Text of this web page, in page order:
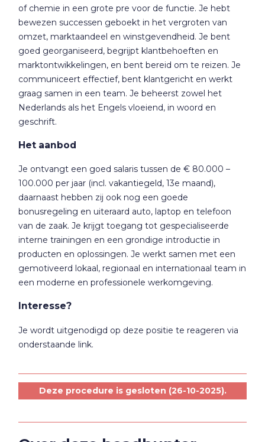
of chemie in een grote pre voor de functie. Je hebt
bewezen successen geboekt in het vergroten van
omzet, marktaandeel en winstgevendheid. Je bent
goed georganiseerd, begrijpt klantbehoeften en
marktontwikkelingen, en bent bereid om te reizen. Je
communiceert effectief, bent klantgericht en werkt
graag samen in een team. Je beheerst zowel het
Nederlands als het Engels vloeiend, in woord en
geschrift.
Het aanbod
Je ontvangt een goed salaris tussen de € 80.000 –
100.000 per jaar (incl. vakantiegeld, 13e maand),
daarnaast hebben zij ook nog een goede
bonusregeling en uiteraard auto, laptop en telefoon
van de zaak. Je krijgt toegang tot gespecialiseerde
interne trainingen en een grondige introductie in
producten en oplossingen. Je werkt samen met een
gemotiveerd lokaal, regionaal en internationaal team in
een moderne en professionele werkomgeving.
Interesse?
Je wordt uitgenodigd op deze positie te reageren via
onderstaande link.
Deze procedure is gesloten (26-10-2025).